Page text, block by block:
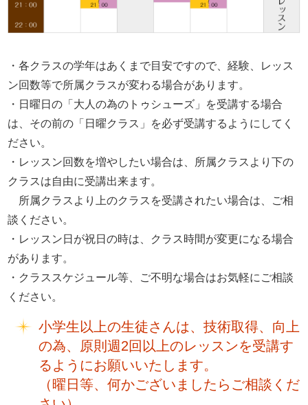
・各クラスの学年はあくまで目安ですので、経験、レッス
ン回数等で所属クラスが変わる場合があります。
・日曜日の「大人の為のトゥシューズ」を受講する場合
は、その前の「日曜クラス」を必ず受講するようにしてく
ださい。
・レッスン回数を増やしたい場合は、所属クラスより下の
クラスは自由に受講出来ます。
所属クラスより上のクラスを受講されたい場合は、ご相
談ください。
・レッスン日が祝日の時は、クラス時間が変更になる場合
があります。
・クラススケジュール等、ご不明な場合はお気軽にご相談
ください。
小学生以上の生徒さんは、技術取得、向上
の為、原則週2回以上のレッスンを受講す
るようにお願いいたします。
（曜日等、何かございましたらご相談くだ